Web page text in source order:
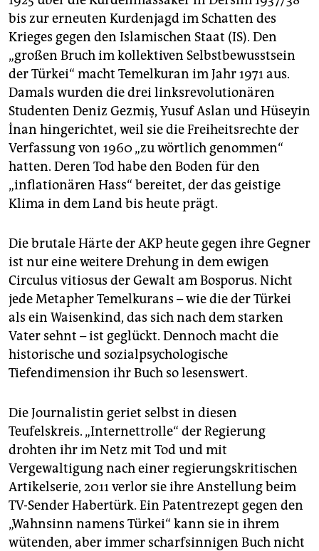
bis zur erneuten Kurdenjagd im Schatten des
Krieges gegen den Islamischen Staat (IS). Den
„großen Bruch im kollektiven Selbstbewusstsein
der Türkei“ macht Temelkuran im Jahr 1971 aus.
Damals wurden die drei linksrevolutionären
Studenten Deniz Gezmiş, Yusuf Aslan und Hüseyin
İnan hingerichtet, weil sie die Freiheitsrechte der
Verfassung von 1960 „zu wörtlich genommen“
hatten. Deren Tod habe den Boden für den
„inflationären Hass“ bereitet, der das geistige
Klima in dem Land bis heute prägt.
Die brutale Härte der AKP heute gegen ihre Gegner
ist nur eine weitere Drehung in dem ewigen
Circulus vitiosus der Gewalt am Bosporus. Nicht
jede Metapher Temelkurans – wie die der Türkei
als ein Waisenkind, das sich nach dem starken
Vater sehnt – ist geglückt. Dennoch macht die
historische und sozialpsychologische
Tiefendimension ihr Buch so lesenswert.
Die Journalistin geriet selbst in diesen
Teufelskreis. „Internettrolle“ der Regierung
drohten ihr im Netz mit Tod und mit
Vergewaltigung nach einer regierungskritischen
Artikelserie, 2011 verlor sie ihre Anstellung beim
TV-Sender Habertürk. Ein Patentrezept gegen den
„Wahnsinn namens Türkei“ kann sie in ihrem
wütenden, aber immer scharfsinnigen Buch nicht